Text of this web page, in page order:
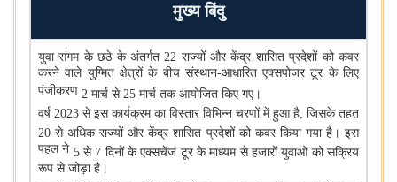
मुख्य बिंदु
युवा संगम के छठे के अंतर्गत22 राज्यों और केंद्र शासित प्रदेशों को कवर
करने वाले युग्मित क्षेत्रों के बीच संस्थान-आधारित एक्सपोजर टूर के लिए
पंजीकरण 2 मार्च से 25 मार्च तक आयोजित किए गए।
वर्ष 2023 से इस कार्यक्रम का विस्तार विभिन्न चरणों में हुआ है, जिसके तहत
20से अधिक राज्यों और केंद्र शासित प्रदेशों को कवर किया गया है। इस
पहल ने 5से 7 दिनों के एक्सचेंज टूर के माध्यम से हजारों युवाओं को सक्रिय
रूप से जोड़ा है।